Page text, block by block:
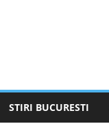
STIRI BUCURESTI